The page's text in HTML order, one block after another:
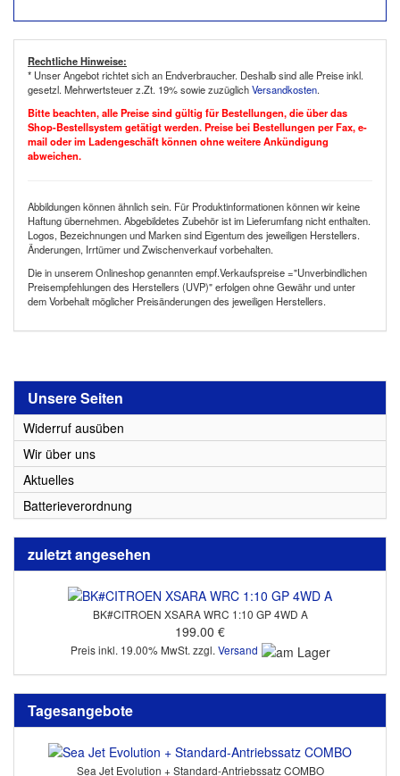
Rechtliche Hinweise:
* Unser Angebot richtet sich an Endverbraucher. Deshalb sind alle Preise inkl.
gesetzl. Mehrwertsteuer z.Zt. 19% sowie zuzüglichVersandkosten.
Bitte beachten, alle Preise sind gültig für Bestellungen, die über das
Shop-Bestellsystem getätigt werden. Preise bei Bestellungen per Fax, e-
mail oder im Ladengeschäft können ohne weitere Ankündigung
abweichen.
Abbildungen können ähnlich sein. Für Produktinformationen können wir keine
Haftung übernehmen. Abgebildetes Zubehör ist im Lieferumfang nicht enthalten.
Logos, Bezeichnungen und Marken sind Eigentum des jeweiligen Herstellers.
Änderungen, Irrtümer und Zwischenverkauf vorbehalten.
Die in unserem Onlineshop genannten empf.Verkaufspreise ="Unverbindlichen
Preisempfehlungen des Herstellers (UVP)" erfolgen ohne Gewähr und unter
dem Vorbehalt möglicher Preisänderungen des jeweiligen Herstellers.
Unsere Seiten
Widerruf ausüben
Wir über uns
Aktuelles
Batterieverordnung
zuletzt angesehen
BK#CITROEN XSARA WRC 1:10 GP 4WD A
199.00 €
Preis inkl. 19.00% MwSt. zzgl.Versand
Tagesangebote
Sea Jet Evolution + Standard-Antriebssatz COMBO